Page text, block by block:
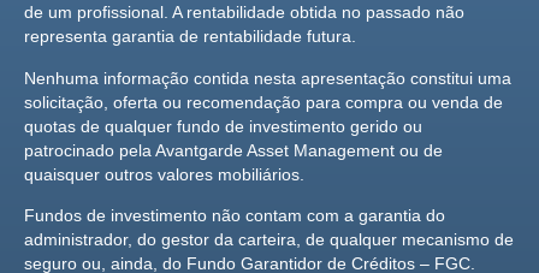
de um profissional. A rentabilidade obtida no passado não
representa garantia de rentabilidade futura.
Nenhuma informação contida nesta apresentação constitui uma
solicitação, oferta ou recomendação para compra ou venda de
quotas de qualquer fundo de investimento gerido ou
patrocinado pela Avantgarde Asset Management ou de
quaisquer outros valores mobiliários.
Fundos de investimento não contam com a garantia do
administrador, do gestor da carteira, de qualquer mecanismo de
seguro ou, ainda, do Fundo Garantidor de Créditos – FGC.